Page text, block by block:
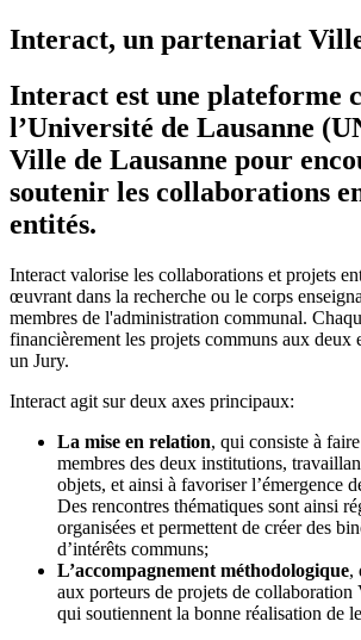
Interact, un partenariat
Interact est une plateforme
l’Université de Lausanne
Ville de Lausanne pour
soutenir les collaborations
entités.
Interact valorise les collaborations et projets
œuvrant dans la recherche ou le corps
membres de l'administration communal.
financièrement les projets communs aux deux
un Jury.
Interact agit sur deux axes principaux:
La mise en relation, qui consiste à
membres des deux institutions,
objets, et ainsi à favoriser l’émergence
Des rencontres thématiques sont ainsi
organisées et permettent de créer des
d’intérêts communs;
L’accompagnement méthodologique,
aux porteurs de projets de
qui soutiennent la bonne réalisation de